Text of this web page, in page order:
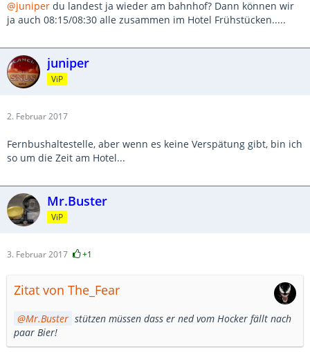
@juniper du landest ja wieder am bahnhof? Dann können wir
ja auch 08:15/08:30 alle zusammen im Hotel Frühstücken.....
juniper
ViP
2. Februar 2017
Fernbushaltestelle, aber wenn es keine Verspätung gibt, bin ich
so um die Zeit am Hotel...
Mr.Buster
ViP
3. Februar 2017 +1
Zitat von The_Fear
Mr.Buster stützen müssen dass er ned vom Hocker fällt nach
paar Bier!